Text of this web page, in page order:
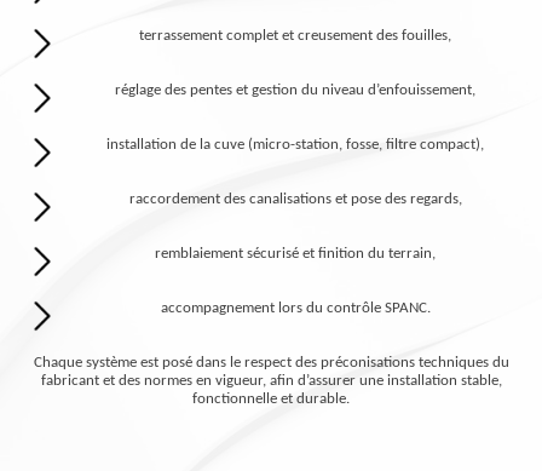
terrassement complet et creusement des fouilles,
réglage des pentes et gestion du niveau d’enfouissement,
installation de la cuve (micro-station, fosse, filtre compact),
raccordement des canalisations et pose des regards,
remblaiement sécurisé et finition du terrain,
accompagnement lors du contrôle SPANC.
Chaque système est posé dans le respect des préconisations techniques du
fabricant et des normes en vigueur, afin d’assurer une installation stable,
fonctionnelle et durable.